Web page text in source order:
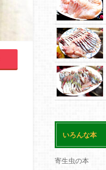
いろんな本
寄生虫の本